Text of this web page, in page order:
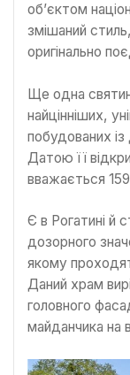
об’єктом
змішаний
оригінально
Ще одна
найцінніших,
побудованих
Датою її
вважається
Є в Рогатині й
дозорного
якому
Даний храм
головного
майданчика на